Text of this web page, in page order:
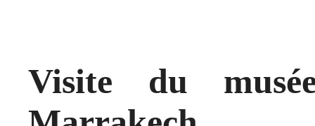
Visite du